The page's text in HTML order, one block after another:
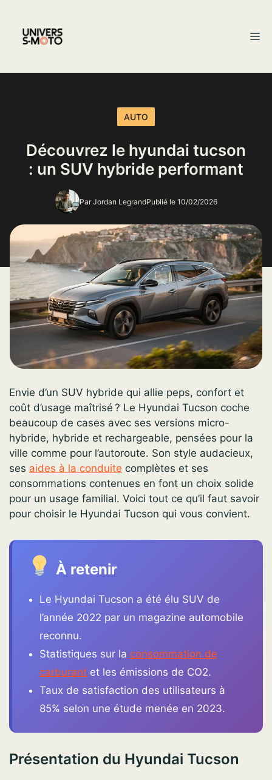
contenu
AUTO
Découvrez le hyundai tucson
: un SUV hybride performant
Par Jordan LegrandPublié le 10/02/2026
Envie d’un SUV hybride qui allie peps, confort et
coût d’usage maîtrisé ? Le Hyundai Tucson coche
beaucoup de cases avec ses versions micro-
hybride, hybride et rechargeable, pensées pour la
ville comme pour l’autoroute. Son style audacieux,
ses aides à la conduite complètes et ses
consommations contenues en font un choix solide
pour un usage familial. Voici tout ce qu’il faut savoir
pour choisir le Hyundai Tucson qui vous convient.
À retenir
Le Hyundai Tucson a été élu SUV de
l’année 2022 par un magazine automobile
reconnu.
Statistiques sur la consommation de
carburant et les émissions de CO2.
Taux de satisfaction des utilisateurs à
85% selon une étude menée en 2023.
Présentation du Hyundai Tucson